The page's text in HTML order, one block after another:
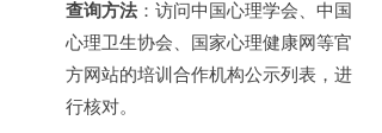
查询方法 ：访问中国心理学会、中国
心理卫生协会、国家心理健康网等官
方网站的培训合作机构公示列表，进
行核对。